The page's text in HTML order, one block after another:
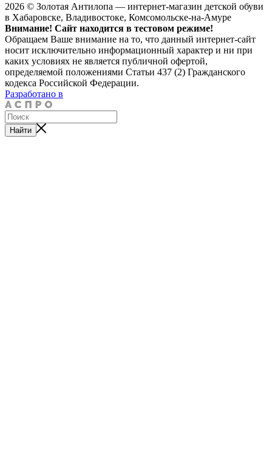
2026 © Золотая Антилопа — интернет-магазин детской обуви
в Хабаровске, Владивостоке, Комсомольске-на-Амуре
Внимание! Сайт находится в тестовом режиме!
Обращаем Ваше внимание на то, что данный интернет-сайт
носит исключительно информационный характер и ни при
каких условиях не является публичной офертой,
определяемой положениями Статьи 437 (2) Гражданского
кодекса Российской Федерации.
Разработано в
Найти